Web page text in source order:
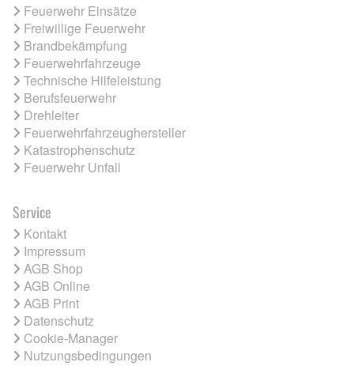
Feuerwehr Einsätze
Freiwillige Feuerwehr
Brandbekämpfung
Feuerwehrfahrzeuge
Technische Hilfeleistung
Berufsfeuerwehr
Drehleiter
Feuerwehrfahrzeughersteller
Katastrophenschutz
Feuerwehr Unfall
Service
Kontakt
Impressum
AGB Shop
AGB Online
AGB Print
Datenschutz
Cookie-Manager
Nutzungsbedingungen